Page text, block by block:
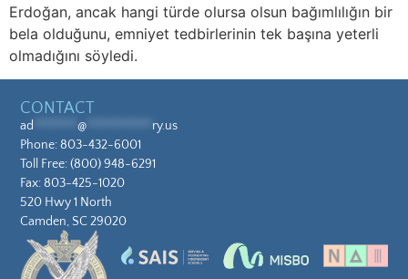
Erdoğan, ancak hangi türde olursa olsun bağımlılığın bir
bela olduğunu, emniyet tedbirlerinin tek başına yeterli
olmadığını söyledi.
CONTACT
ad ********@
ry.us
Phone:803-432-6001
Toll Free:(800) 948-6291
Fax: 803-425-1020
520 Hwy 1 North
Camden, SC 29020